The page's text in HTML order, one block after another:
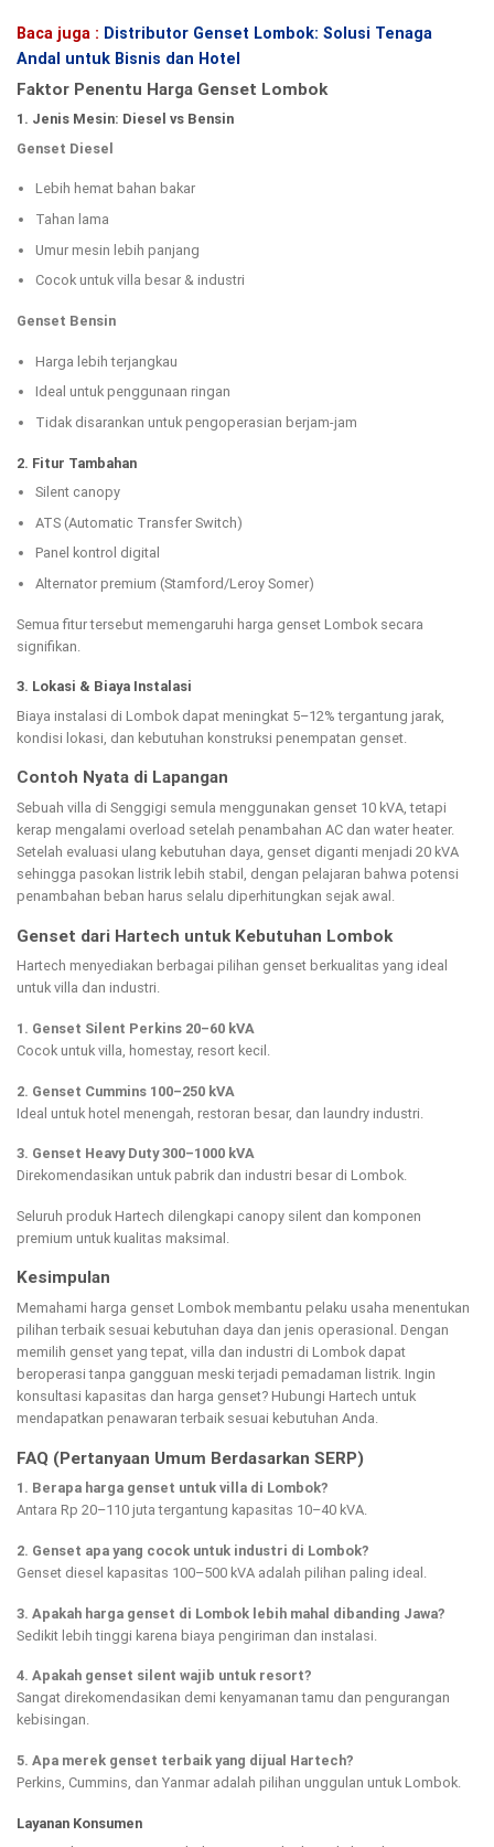
Baca juga : Distributor Genset Lombok: Solusi Tenaga
Andal untuk Bisnis dan Hotel
Faktor Penentu Harga Genset Lombok
1. Jenis Mesin: Diesel vs Bensin
Genset Diesel
Lebih hemat bahan bakar
Tahan lama
Umur mesin lebih panjang
Cocok untuk villa besar & industri
Genset Bensin
Harga lebih terjangkau
Ideal untuk penggunaan ringan
Tidak disarankan untuk pengoperasian berjam-jam
2. Fitur Tambahan
Silent canopy
ATS (Automatic Transfer Switch)
Panel kontrol digital
Alternator premium (Stamford/Leroy Somer)
Semua fitur tersebut memengaruhi harga genset Lombok secara
signifikan.
3. Lokasi & Biaya Instalasi
Biaya instalasi di Lombok dapat meningkat 5–12% tergantung jarak,
kondisi lokasi, dan kebutuhan konstruksi penempatan genset.
Contoh Nyata di Lapangan
Sebuah villa di Senggigi semula menggunakan genset 10 kVA, tetapi
kerap mengalami overload setelah penambahan AC dan water heater.
Setelah evaluasi ulang kebutuhan daya, genset diganti menjadi 20 kVA
sehingga pasokan listrik lebih stabil, dengan pelajaran bahwa potensi
penambahan beban harus selalu diperhitungkan sejak awal.
Genset dari Hartech untuk Kebutuhan Lombok
Hartech menyediakan berbagai pilihan genset berkualitas yang ideal
untuk villa dan industri.
1. Genset Silent Perkins 20–60 kVA
Cocok untuk villa, homestay, resort kecil.
2. Genset Cummins 100–250 kVA
Ideal untuk hotel menengah, restoran besar, dan laundry industri.
3. Genset Heavy Duty 300–1000 kVA
Direkomendasikan untuk pabrik dan industri besar di Lombok.
Seluruh produk Hartech dilengkapi canopy silent dan komponen
premium untuk kualitas maksimal.
Kesimpulan
Memahami harga genset Lombok membantu pelaku usaha menentukan
pilihan terbaik sesuai kebutuhan daya dan jenis operasional. Dengan
memilih genset yang tepat, villa dan industri di Lombok dapat
beroperasi tanpa gangguan meski terjadi pemadaman listrik. Ingin
konsultasi kapasitas dan harga genset? Hubungi Hartech untuk
mendapatkan penawaran terbaik sesuai kebutuhan Anda.
FAQ (Pertanyaan Umum Berdasarkan SERP)
1. Berapa harga genset untuk villa di Lombok?
Antara Rp 20–110 juta tergantung kapasitas 10–40 kVA.
2. Genset apa yang cocok untuk industri di Lombok?
Genset diesel kapasitas 100–500 kVA adalah pilihan paling ideal.
3. Apakah harga genset di Lombok lebih mahal dibanding Jawa?
Sedikit lebih tinggi karena biaya pengiriman dan instalasi.
4. Apakah genset silent wajib untuk resort?
Sangat direkomendasikan demi kenyamanan tamu dan pengurangan
kebisingan.
5. Apa merek genset terbaik yang dijual Hartech?
Perkins, Cummins, dan Yanmar adalah pilihan unggulan untuk Lombok.
Layanan Konsumen